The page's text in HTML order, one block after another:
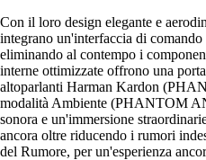
Con il loro design elegante e
integrano un'interfaccia di comando
eliminando al contempo i
interne ottimizzate offrono una
altoparlanti Harman Kardon
modalità Ambiente (PHANTOM
sonora e un'immersione
ancora oltre riducendo i rumori
del Rumore, per un'esperienza